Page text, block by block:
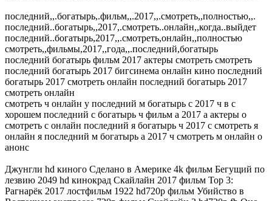
последний,,.богатырь,.фильм,,.2017,,.смотреть,,полностью,,.
последний..богатырь,,2017,.смотреть..онлайн,,когда..выйдет
последний..богатырь,2017,,.смотреть,онлайн,,полностью
смотреть,,фильмы,2017,,года,,.последний,богатырь
последний богатырь фильм 2017 актеры смотреть смотреть
последний богатырь 2017 бигсинема онлайн кино последний
богатырь 2017 смотреть онлайн последний богатырь 2017
смотреть онлайн
смотреть ч онлайн у последний м богатырь с 2017 ч в с
хорошем последний с богатырь ч фильм а 2017 а актеры о
смотреть с онлайн последний я богатырь ч 2017 с смотреть я
онлайн я последний м богатырь а 2017 ч смотреть м онлайн о
анонс
Джунгли hd киного Сделано в Америке 4k фильм Бегущий по
лезвию 2049 hd кинокрад Скайлайн 2017 фильм Тор 3:
Рагнарёк 2017 лостфильм 1922 hd720p фильм Убийство в